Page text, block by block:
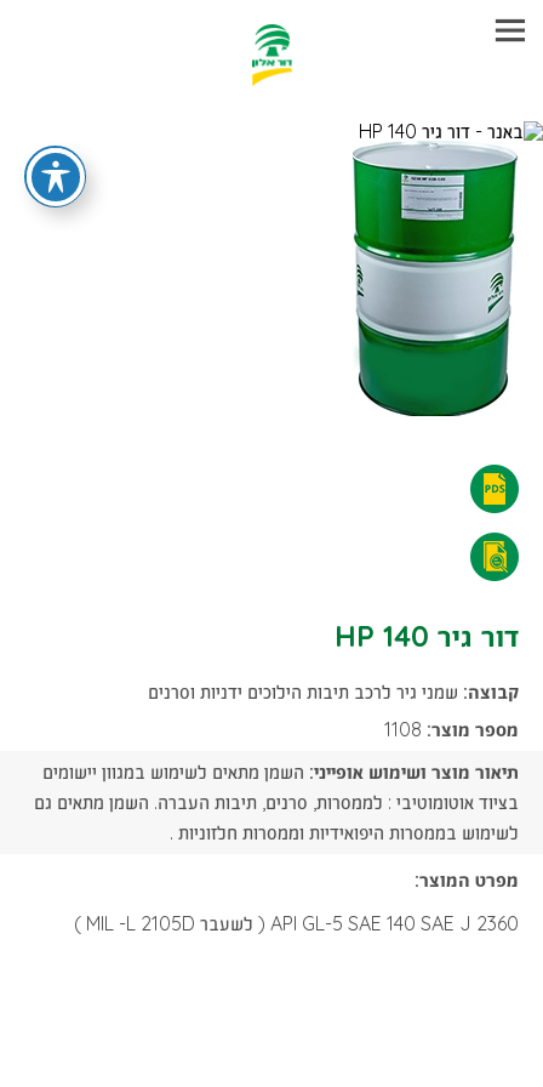
מעבר
מהיר
לתוכן
הראשי
HP
-
הורדת
קובץ
PDF
140
HP
הורדת
קובץ
PDF
דור גיר 140 HP
קבוצה: שמני גיר לרכב תיבות הילוכים ידניות וסרנים
מספר מוצר:
תיאור מוצר ושימוש אופייני: השמן מתאים לשימוש במגוון יישומים
בציוד אוטומוטיבי : לממסרות, סרנים, תיבות העברה. השמן מתאים גם
לשימוש בממסרות היפואידיות וממסרות חלזוניות .
מפרט המוצר:
API GL-5 SAE 140 SAE J 2360 ( לשעבר MIL -L 2105D )